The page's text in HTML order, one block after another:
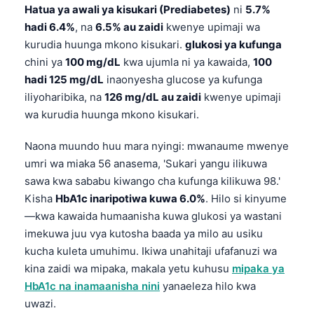
Hatua ya awali ya kisukari (Prediabetes) ni 5.7%
hadi 6.4%, na 6.5% au zaidi kwenye upimaji wa
kurudia huunga mkono kisukari. glukosi ya kufunga
chini ya 100 mg/dL kwa ujumla ni ya kawaida, 100
hadi 125 mg/dL inaonyesha glucose ya kufunga
iliyoharibika, na 126 mg/dL au zaidi kwenye upimaji
wa kurudia huunga mkono kisukari.
Naona muundo huu mara nyingi: mwanaume mwenye
umri wa miaka 56 anasema, 'Sukari yangu ilikuwa
sawa kwa sababu kiwango cha kufunga kilikuwa 98.'
Kisha HbA1c inaripotiwa kuwa 6.0%. Hilo si kinyume
—kwa kawaida humaanisha kuwa glukosi ya wastani
imekuwa juu vya kutosha baada ya milo au usiku
kucha kuleta umuhimu. Ikiwa unahitaji ufafanuzi wa
kina zaidi wa mipaka, makala yetu kuhusu mipaka ya
HbA1c na inamaanisha nini yanaeleza hilo kwa
uwazi.